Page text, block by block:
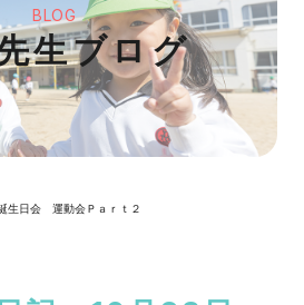
BLOG
生ブログ
日会 運動会Ｐａｒｔ２